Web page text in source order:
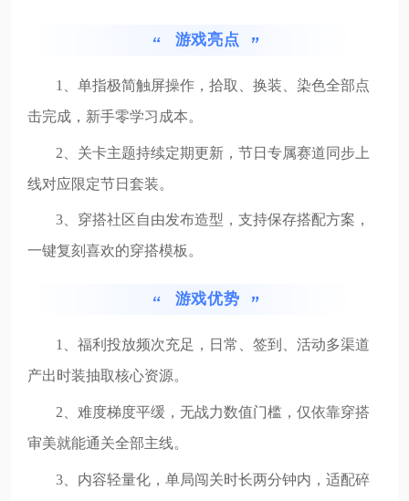
游戏亮点
1、单指极简触屏操作，拾取、换装、染色全部点
击完成，新手零学习成本。
2、关卡主题持续定期更新，节日专属赛道同步上
线对应限定节日套装。
3、穿搭社区自由发布造型，支持保存搭配方案，
一键复刻喜欢的穿搭模板。
游戏优势
1、福利投放频次充足，日常、签到、活动多渠道
产出时装抽取核心资源。
2、难度梯度平缓，无战力数值门槛，仅依靠穿搭
审美就能通关全部主线。
3、内容轻量化，单局闯关时长两分钟内，适配碎